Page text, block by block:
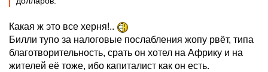
Какая ж это все херня!..
Билли тупо за налоговые послабления жопу рвёт, типа
благотворительность, срать он хотел на Африку и на
жителей её тоже, ибо капиталист как он есть.